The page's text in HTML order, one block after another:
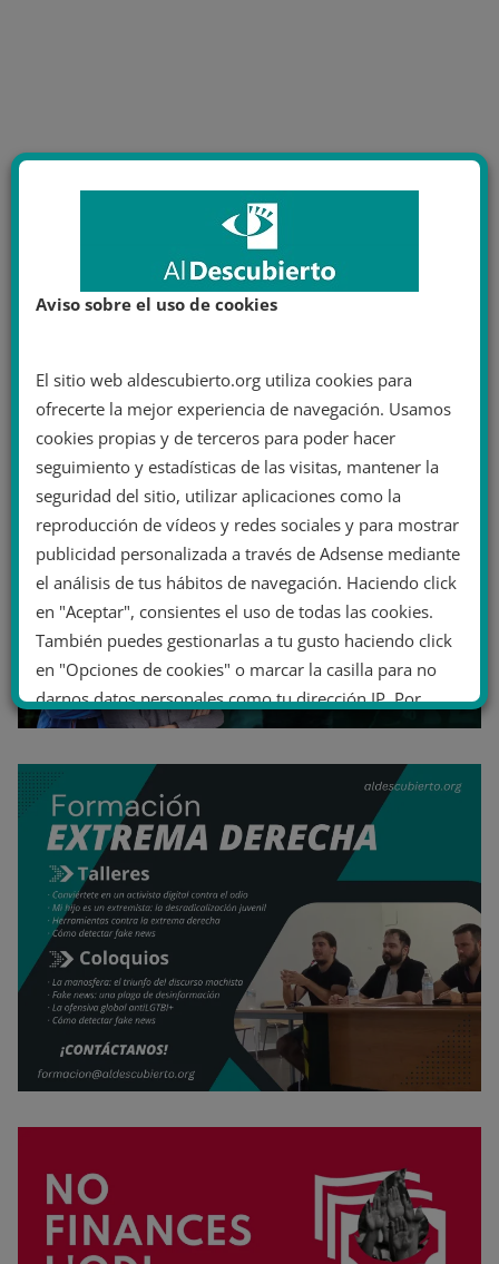
Aviso sobre el uso de cookies
El sitio web aldescubierto.org utiliza cookies para
ofrecerte la mejor experiencia de navegación. Usamos
cookies propias y de terceros para poder hacer
seguimiento y estadísticas de las visitas, mantener la
seguridad del sitio, utilizar aplicaciones como la
reproducción de vídeos y redes sociales y para mostrar
publicidad personalizada a través de Adsense mediante
el análisis de tus hábitos de navegación. Haciendo click
en "Aceptar", consientes el uso de todas las cookies.
También puedes gestionarlas a tu gusto haciendo click
en "Opciones de cookies" o marcar la casilla para no
darnos datos personales como tu dirección IP. Por
último, puedes leer nuestra Política de cookies.
No dar mi información personal
Opciones de cookies Aceptar cookies
Rechazar cookies Política de cookies